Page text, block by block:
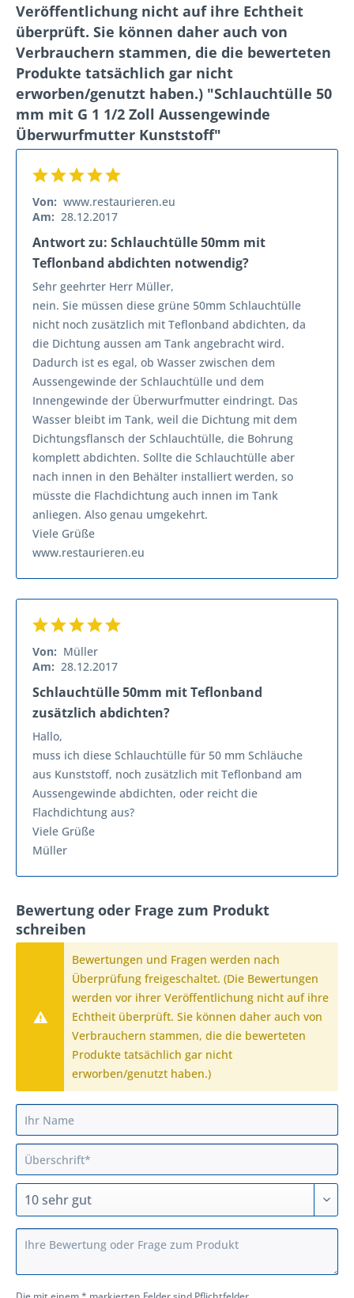
Veröffentlichung nicht auf ihre Echtheit
überprüft. Sie können daher auch von
Verbrauchern stammen, die die bewerteten
Produkte tatsächlich gar nicht
erworben/genutzt haben.) "Schlauchtülle 50
mm mit G 1 1/2 Zoll Aussengewinde
Überwurfmutter Kunststoff"
Von: www.restaurieren.eu
Am: 28.12.2017
Antwort zu: Schlauchtülle 50mm mit
Teflonband abdichten notwendig?
Sehr geehrter Herr Müller,
nein. Sie müssen diese grüne 50mm Schlauchtülle
nicht noch zusätzlich mit Teflonband abdichten, da
die Dichtung aussen am Tank angebracht wird.
Dadurch ist es egal, ob Wasser zwischen dem
Aussengewinde der Schlauchtülle und dem
Innengewinde der Überwurfmutter eindringt. Das
Wasser bleibt im Tank, weil die Dichtung mit dem
Dichtungsflansch der Schlauchtülle, die Bohrung
komplett abdichten. Sollte die Schlauchtülle aber
nach innen in den Behälter installiert werden, so
müsste die Flachdichtung auch innen im Tank
anliegen. Also genau umgekehrt.
Viele Grüße
www.restaurieren.eu
Von: Müller
Am: 28.12.2017
Schlauchtülle 50mm mit Teflonband
zusätzlich abdichten?
Hallo,
muss ich diese Schlauchtülle für 50 mm Schläuche
aus Kunststoff, noch zusätzlich mit Teflonband am
Aussengewinde abdichten, oder reicht die
Flachdichtung aus?
Viele Grüße
Müller
Bewertung oder Frage zum Produkt
schreiben
Bewertungen und Fragen werden nach
Überprüfung freigeschaltet. (Die Bewertungen
werden vor ihrer Veröffentlichung nicht auf ihre
Echtheit überprüft. Sie können daher auch von
Verbrauchern stammen, die die bewerteten
Produkte tatsächlich gar nicht
erworben/genutzt haben.)